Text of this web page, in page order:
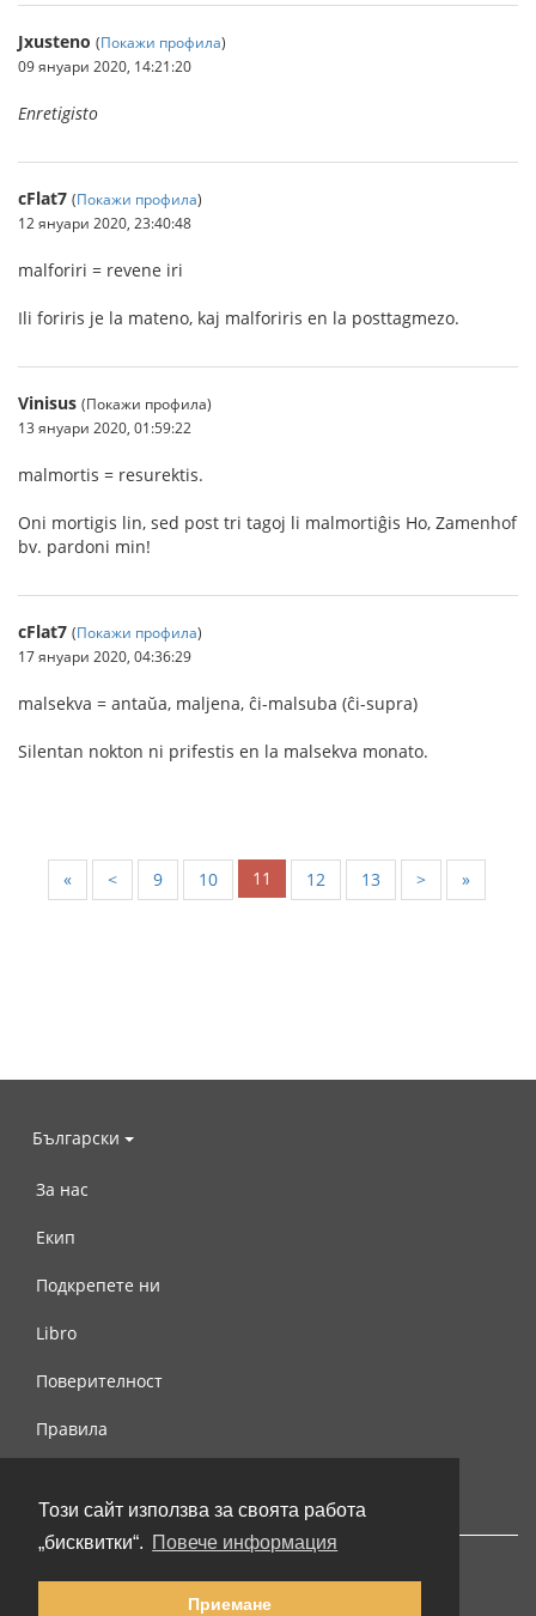
Този сайт използва за своята работа
„бисквитки“. Повече информация
Приемане
Jxusteno (Покажи профила)
09 януари 2020, 14:21:20
Enretigisto
cFlat7 (Покажи профила)
12 януари 2020, 23:40:48
malforiri = revene iri
Ili foriris je la mateno, kaj malforiris en la posttagmezo.
Vinisus (Покажи профила)
13 януари 2020, 01:59:22
malmortis = resurektis.
Oni mortigis lin, sed post tri tagoj li malmortiĝis Ho, Zamenhof
bv. pardoni min!
cFlat7 (Покажи профила)
17 януари 2020, 04:36:29
malsekva = antaŭa, maljena, ĉi-malsuba (ĉi-supra)
Silentan nokton ni prifestis en la malsekva monato.
« < 9 10 11 12 13 > »
Български
За нас
Екип
Подкрепете ни
Libro
Поверителност
Правила